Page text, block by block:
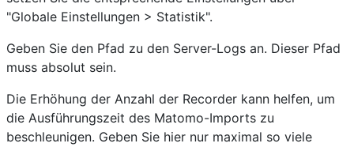
"Globale Einstellungen > Statistik".
Geben Sie den Pfad zu den Server-Logs an. Dieser Pfad
muss absolut sein.
Die Erhöhung der Anzahl der Recorder kann helfen, um
die Ausführungszeit des Matomo-Imports zu
beschleunigen. Geben Sie hier nur maximal so viele